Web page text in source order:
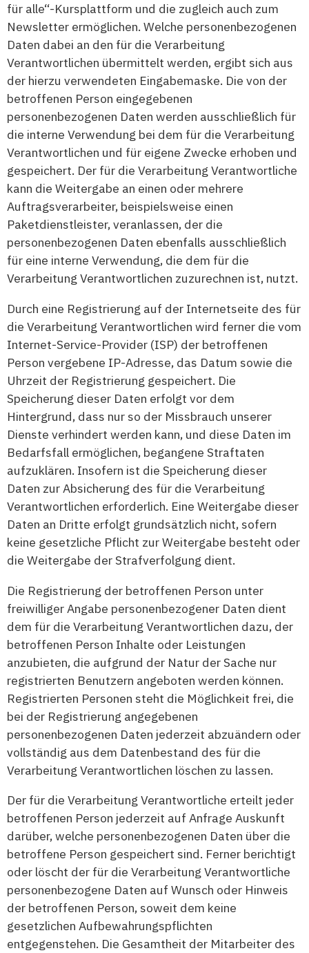
für alle“-Kursplattform und die zugleich auch zum
Newsletter ermöglichen. Welche personenbezogenen
Daten dabei an den für die Verarbeitung
Verantwortlichen übermittelt werden, ergibt sich aus
der hierzu verwendeten Eingabemaske. Die von der
betroffenen Person eingegebenen
personenbezogenen Daten werden ausschließlich für
die interne Verwendung bei dem für die Verarbeitung
Verantwortlichen und für eigene Zwecke erhoben und
gespeichert. Der für die Verarbeitung Verantwortliche
kann die Weitergabe an einen oder mehrere
Auftragsverarbeiter, beispielsweise einen
Paketdienstleister, veranlassen, der die
personenbezogenen Daten ebenfalls ausschließlich
für eine interne Verwendung, die dem für die
Verarbeitung Verantwortlichen zuzurechnen ist, nutzt.
Durch eine Registrierung auf der Internetseite des für
die Verarbeitung Verantwortlichen wird ferner die vom
Internet-Service-Provider (ISP) der betroffenen
Person vergebene IP-Adresse, das Datum sowie die
Uhrzeit der Registrierung gespeichert. Die
Speicherung dieser Daten erfolgt vor dem
Hintergrund, dass nur so der Missbrauch unserer
Dienste verhindert werden kann, und diese Daten im
Bedarfsfall ermöglichen, begangene Straftaten
aufzuklären. Insofern ist die Speicherung dieser
Daten zur Absicherung des für die Verarbeitung
Verantwortlichen erforderlich. Eine Weitergabe dieser
Daten an Dritte erfolgt grundsätzlich nicht, sofern
keine gesetzliche Pflicht zur Weitergabe besteht oder
die Weitergabe der Strafverfolgung dient.
Die Registrierung der betroffenen Person unter
freiwilliger Angabe personenbezogener Daten dient
dem für die Verarbeitung Verantwortlichen dazu, der
betroffenen Person Inhalte oder Leistungen
anzubieten, die aufgrund der Natur der Sache nur
registrierten Benutzern angeboten werden können.
Registrierten Personen steht die Möglichkeit frei, die
bei der Registrierung angegebenen
personenbezogenen Daten jederzeit abzuändern oder
vollständig aus dem Datenbestand des für die
Verarbeitung Verantwortlichen löschen zu lassen.
Der für die Verarbeitung Verantwortliche erteilt jeder
betroffenen Person jederzeit auf Anfrage Auskunft
darüber, welche personenbezogenen Daten über die
betroffene Person gespeichert sind. Ferner berichtigt
oder löscht der für die Verarbeitung Verantwortliche
personenbezogene Daten auf Wunsch oder Hinweis
der betroffenen Person, soweit dem keine
gesetzlichen Aufbewahrungspflichten
entgegenstehen. Die Gesamtheit der Mitarbeiter des